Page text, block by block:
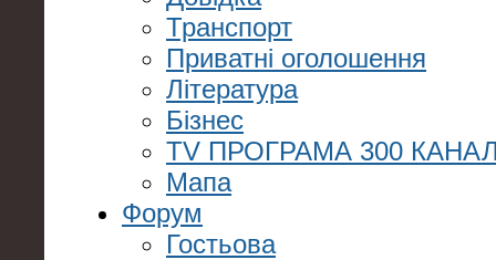
Транспорт
Приватні оголошення
Література
Бізнес
TV ПРОГРАМА 300
Мапа
Форум
Гостьова